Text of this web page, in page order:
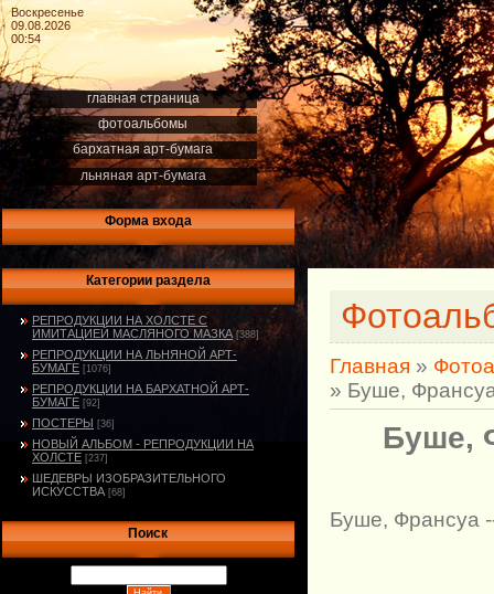
Воскресенье
09.08.2026
00:54
главная страница
фотоальбомы
бархатная арт-бумага
льняная арт-бумага
Форма входа
Категории раздела
РЕПРОДУКЦИИ НА ХОЛСТЕ С
ИМИТАЦИЕЙ МАСЛЯНОГО МАЗКА [388]
РЕПРОДУКЦИИ НА ЛЬНЯНОЙ АРТ-
БУМАГЕ [1076]
РЕПРОДУКЦИИ НА БАРХАТНОЙ АРТ-
БУМАГЕ [92]
ПОСТЕРЫ [36]
НОВЫЙ АЛЬБОМ - РЕПРОДУКЦИИ НА
ХОЛСТЕ [237]
ШЕДЕВРЫ ИЗОБРАЗИТЕЛЬНОГО
ИСКУССТВА [68]
Поиск
Главная »
» Буше,
Буше,
Буше, Франсуа